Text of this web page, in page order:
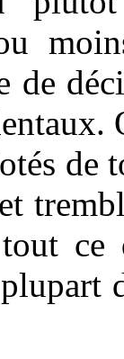
de
de